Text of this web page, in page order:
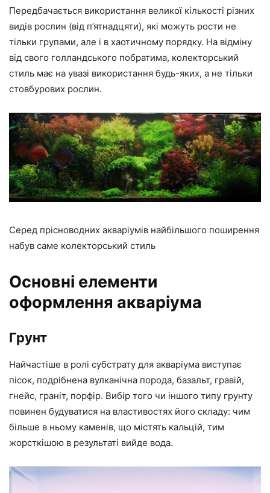
Передбачається використання великої кількості різних
видів рослин (від п’ятнадцяти), які можуть рости не
тільки групами, але і в хаотичному порядку. На відміну
від свого голландського побратима, колекторський
стиль має на увазі використання будь-яких, а не тільки
стовбурових рослин.
Серед прісноводних акваріумів найбільшого поширення
набув саме колекторський стиль
Основні елементи
оформлення акваріума
Грунт
Найчастіше в ролі субстрату для акваріума виступає
пісок, подрібнена вулканічна порода, базальт, гравій,
гнейс, граніт, порфір. Вибір того чи іншого типу грунту
повинен будуватися на властивостях його складу: чим
більше в ньому каменів, що містять кальцій, тим
жорсткішою в результаті вийде вода.